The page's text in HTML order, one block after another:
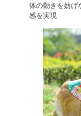
体の動きを妨げ
感を実現